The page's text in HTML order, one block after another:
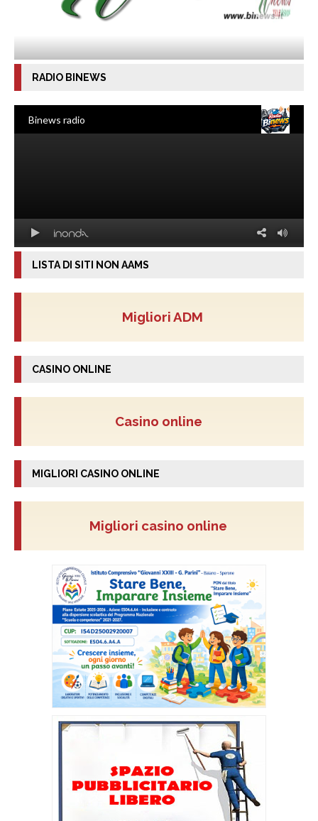
RADIO BINEWS
LISTA DI SITI NON AAMS
Migliori ADM
CASINO ONLINE
Casino online
MIGLIORI CASINO ONLINE
Migliori casino online